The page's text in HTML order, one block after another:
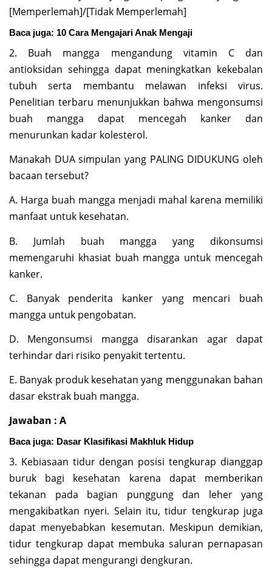
[Memperlemah]/[Tidak Memperlemah]
Baca juga: 10 Cara Mengajari Anak Mengaji
2. Buah mangga mengandung vitamin C dan
antioksidan sehingga dapat meningkatkan kekebalan
tubuh serta membantu melawan infeksi virus.
Penelitian terbaru menunjukkan bahwa mengonsumsi
buah mangga dapat mencegah kanker dan
menurunkan kadar kolesterol.
Manakah DUA simpulan yang PALING DIDUKUNG oleh
bacaan tersebut?
A. Harga buah mangga menjadi mahal karena memiliki
manfaat untuk kesehatan.
B. Jumlah buah mangga yang dikonsumsi
memengaruhi khasiat buah mangga untuk mencegah
kanker.
C. Banyak penderita kanker yang mencari buah
mangga untuk pengobatan.
D. Mengonsumsi mangga disarankan agar dapat
terhindar dari risiko penyakit tertentu.
E. Banyak produk kesehatan yang menggunakan bahan
dasar ekstrak buah mangga.
Jawaban : A
Baca juga: Dasar Klasifikasi Makhluk Hidup
3. Kebiasaan tidur dengan posisi tengkurap dianggap
buruk bagi kesehatan karena dapat memberikan
tekanan pada bagian punggung dan leher yang
mengakibatkan nyeri. Selain itu, tidur tengkurap juga
dapat menyebabkan kesemutan. Meskipun demikian,
tidur tengkurap dapat membuka saluran pernapasan
sehingga dapat mengurangi dengkuran.